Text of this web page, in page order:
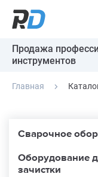
Продажа
инструментов
Главная
Сварочное
Оборудование
зачистки